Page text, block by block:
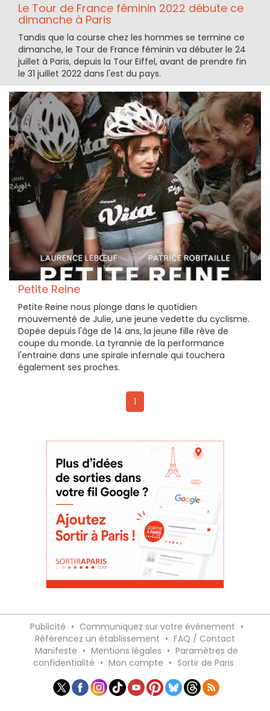
Le Tour de France féminin 2022 débute ce
dimanche à Paris
Tandis que la course chez les hommes se termine ce
dimanche, le Tour de France féminin va débuter le 24
juillet à Paris, depuis la Tour Eiffel, avant de prendre fin
le 31 juillet 2022 dans l'est du pays.
Petite Reine
Petite Reine nous plonge dans le quotidien
mouvementé de Julie, une jeune vedette du cyclisme.
Dopée depuis l'âge de 14 ans, la jeune fille rêve de
coupe du monde. La tyrannie de la performance
l'entraine dans une spirale infernale qui touchera
également ses proches.
1
Publicité • Communiquez sur votre événement •
Référencez un établissement • FAQ / Contact
Manifeste • Mentions légales • Paramètres de
confidentialité • Mon compte • Sortir de Paris